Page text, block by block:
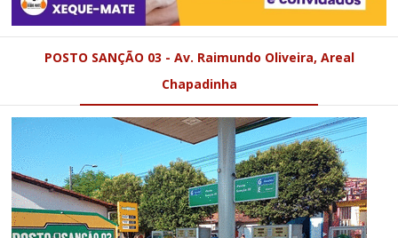
POSTO SANÇÃO 03 - Av. Raimundo Oliveira, Areal
Chapadinha